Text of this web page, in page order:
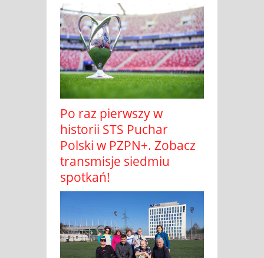
Po raz pierwszy w
historii STS Puchar
Polski w PZPN+. Zobacz
transmisje siedmiu
spotkań!